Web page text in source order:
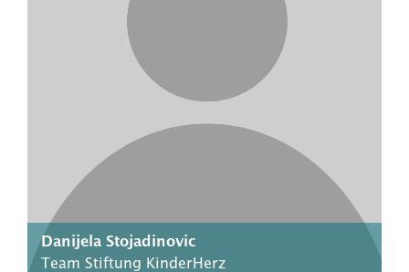
Danijela Stojadinovic
Team Stiftung KinderHerz